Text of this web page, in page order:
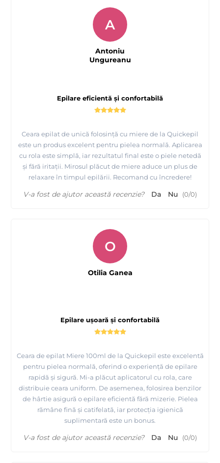
Epilare eficientă și confortabilă
Ceara epilat de unică folosință cu miere de la Quickepil
este un produs excelent pentru pielea normală. Aplicarea
cu rola este simplă, iar rezultatul final este o piele netedă
și fără iritații. Mirosul plăcut de miere aduce un plus de
relaxare în timpul epilării. Recomand cu încredere!
A
Antoniu
Ungureanu
V-a fost de ajutor această recenzie? Da Nu (0/0)
Epilare ușoară și confortabilă
Ceara de epilat Miere 100ml de la Quickepil este excelentă
pentru pielea normală, oferind o experiență de epilare
rapidă și sigură. Mi-a plăcut aplicatorul cu rola, care
distribuie ceara uniform. De asemenea, folosirea benzilor
de hârtie asigură o epilare eficientă fără mizerie. Pielea
rămâne fină și catifelată, iar protecția igienică
suplimentară este un bonus.
O
Otilia Ganea
V-a fost de ajutor această recenzie? Da Nu (0/0)